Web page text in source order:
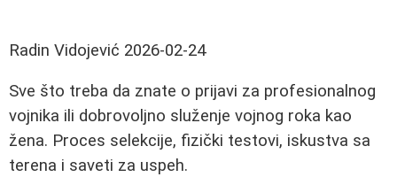
Radin Vidojević 2026-02-24
Sve što treba da znate o prijavi za profesionalnog
vojnika ili dobrovoljno služenje vojnog roka kao
žena. Proces selekcije, fizički testovi, iskustva sa
terena i saveti za uspeh.